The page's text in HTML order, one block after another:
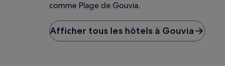
de
Des
conditions
comme Plage de Gouvia.
Afficher tous les hôtels à Gouvia